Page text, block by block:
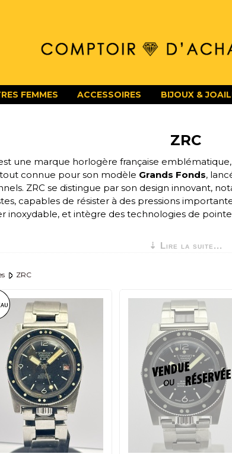
FEMMES ACCESSOIRES BIJOUX &
ZRC
une marque horlogère française
connue pour son modèle Grands Fonds,
ZRC se distingue par son design innovant,
capables de résister à des pressions
inoxydable, et intègre des technologies de
⇣ Lire la suite...
ZRC